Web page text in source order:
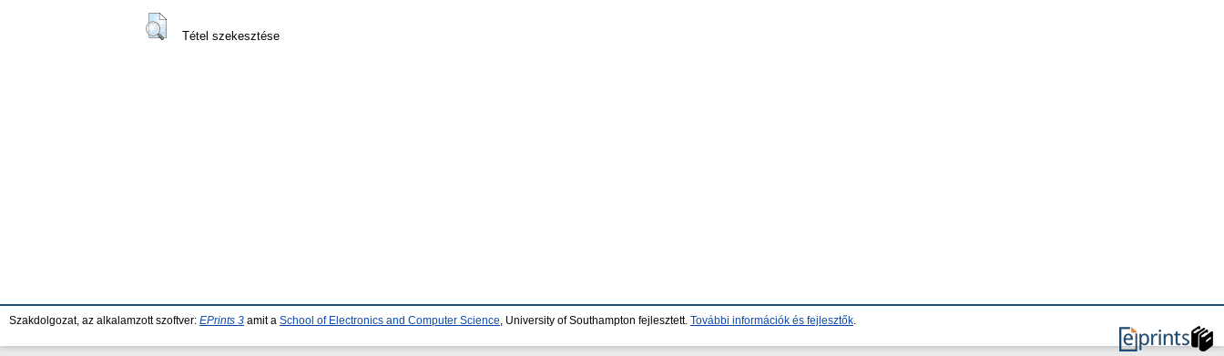
Tétel szekesztése
Szakdolgozat, az alkalamzott szoftver: EPrints 3 amit a School of Electronics and Computer Science , University of Southampton fejlesztett. További információk és fejlesztők